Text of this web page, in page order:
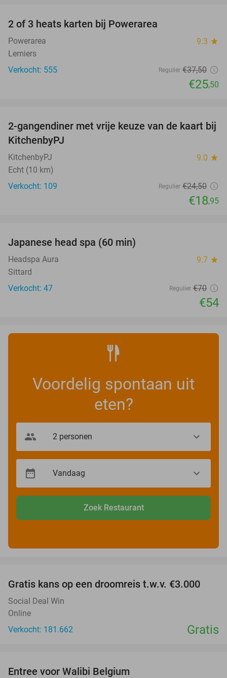
2 of 3 heats karten bij Powerarea
Powerarea 9.3 star
Lemiers
Verkocht: 555
Regulier €37,50
€25,50
23%
2-gangendiner met vrije keuze van de kaart bij
KitchenbyPJ
KitchenbyPJ 9.0 star
Echt (10 km)
Verkocht: 109
Regulier €24,50
€18,95
Japanese head spa (60 min)
Headspa Aura 9.7 star
Sittard
Verkocht: 47
Regulier €70
€54
Voordelig spontaan uit
eten?
Zoek Restaurant
Gratis kans op een droomreis t.w.v. €3.000
Social Deal Win
Online
Verkocht: 181.662
Gratis
Entree voor Walibi Belgium